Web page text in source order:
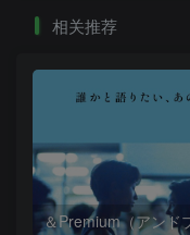
相关推荐